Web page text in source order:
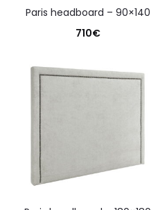
paris headboard – 90×140
710€